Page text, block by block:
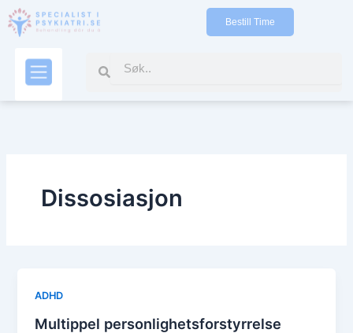
Bestill Time
Search
Dissosiasjon
ADHD
Multippel personlighetsforstyrrelse